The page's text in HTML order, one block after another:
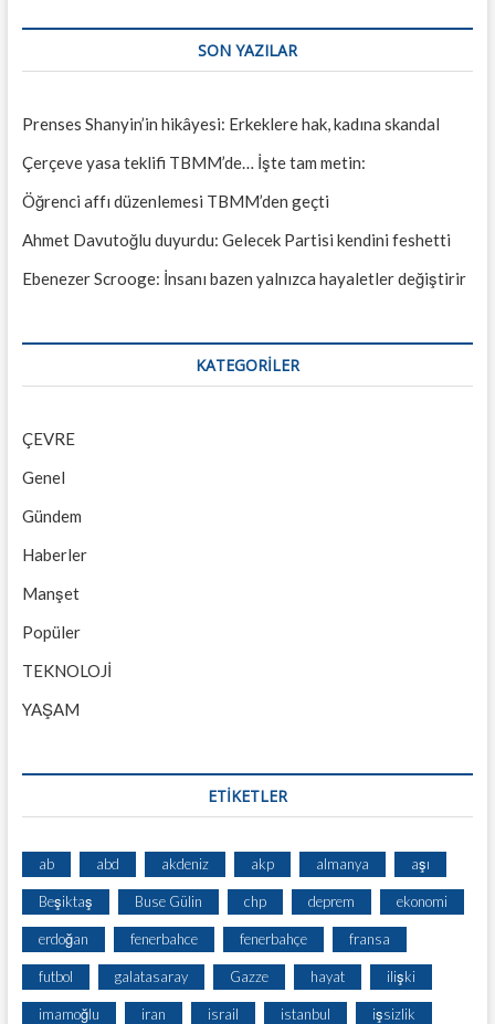
SON YAZILAR
Prenses Shanyin’in hikâyesi: Erkeklere hak, kadına skandal
Çerçeve yasa teklifi TBMM’de… İşte tam metin:
Öğrenci affı düzenlemesi TBMM’den geçti
Ahmet Davutoğlu duyurdu: Gelecek Partisi kendini feshetti
Ebenezer Scrooge: İnsanı bazen yalnızca hayaletler değiştirir
KATEGORILER
ÇEVRE
Genel
Gündem
Haberler
Manşet
Popüler
TEKNOLOJİ
YAŞAM
ETİKETLER
ab abd akdeniz akp almanya aşı
Beşiktaş Buse Gülin chp deprem ekonomi
erdoğan fenerbahce fenerbahçe fransa
futbol galatasaray Gazze hayat ilişki
imamoğlu iran israil istanbul işsizlik